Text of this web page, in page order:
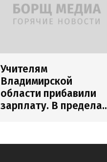
Учителям
Владимирской
области прибавили
зарплату. В пределах